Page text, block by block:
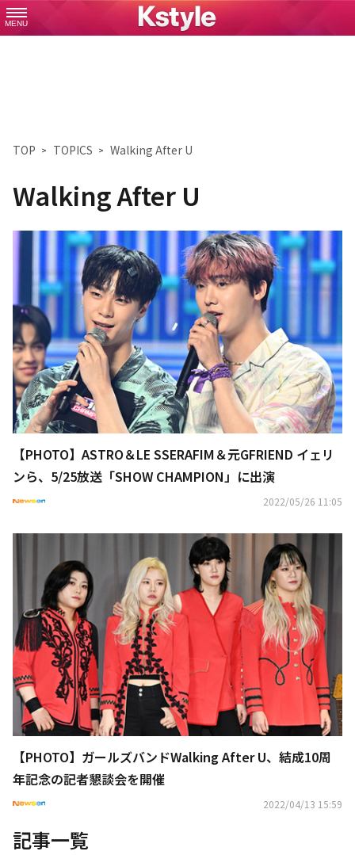
MENU
TOP TOPICS Walking After U
Walking After U
【PHOTO】ASTRO＆LE SSERAFIM＆元GFRIEND イェリ
ンら、5/25放送「SHOW CHAMPION」に出演
2022/05/26 11:05
【PHOTO】ガールズバンドWalking After U、結成10周
年記念の記者懇談会を開催
2022/04/13 15:59
記事一覧